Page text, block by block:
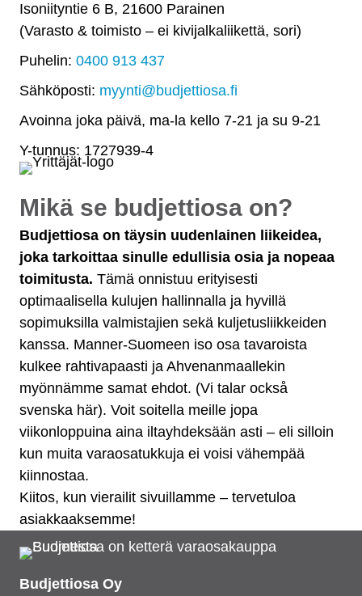
Isoniityntie 6 B, 21600 Parainen
(Varasto & toimisto – ei kivijalkaliikettä, sori)
Puhelin: 0400 913 437
Sähköposti: myynti@budjettiosa.fi
Avoinna joka päivä, ma-la kello 7-21 ja su 9-21
Y-tunnus: 1727939-4
Mikä se budjettiosa on?
Budjettiosa on täysin uudenlainen liikeidea,
joka tarkoittaa sinulle edullisia osia ja nopeaa
toimitusta. Tämä onnistuu erityisesti
optimaalisella kulujen hallinnalla ja hyvillä
sopimuksilla valmistajien sekä kuljetusliikkeiden
kanssa. Manner-Suomeen iso osa tavaroista
kulkee rahtivapaasti ja Ahvenanmaallekin
myönnämme samat ehdot. (Vi talar också
svenska här). Voit soitella meille jopa
viikonloppuina aina iltayhdeksään asti – eli silloin
kun muita varaosatukkuja ei voisi vähempää
kiinnostaa.
Kiitos, kun vierailit sivuillamme – tervetuloa
asiakkaaksemme!
Budjettiosa Oy